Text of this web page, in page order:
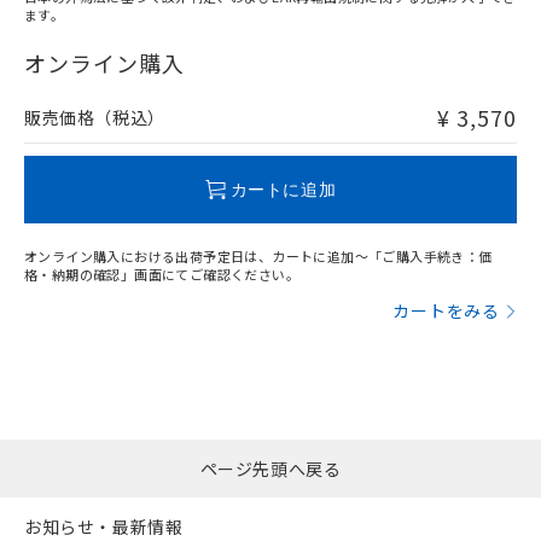
在庫等で未対応品が混在する可能性があります。
問い合わせください。
ます。
オンライン購入
販売価格（税込） ¥ 3,570
カートに追加
オンライン購入における出荷予定日は、カートに追加～「ご購入手続き：価
格・納期の確認」画面にてご確認ください。
カートをみる
ページ先頭へ戻る
お知らせ・最新情報